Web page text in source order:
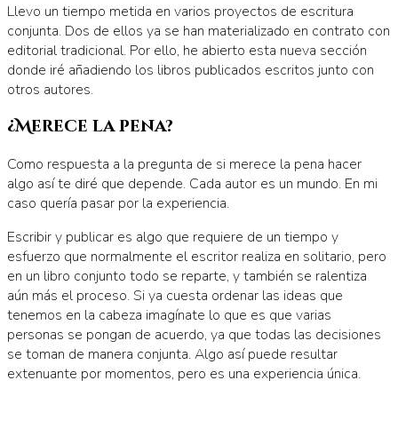
Llevo un tiempo metida en varios proyectos de escritura
conjunta. Dos de ellos ya se han materializado en contrato con
editorial tradicional. Por ello, he abierto esta nueva sección
donde iré añadiendo los libros publicados escritos junto con
otros autores.
¿Merece la pena?
Como respuesta a la pregunta de si merece la pena hacer
algo así te diré que depende. Cada autor es un mundo. En mi
caso quería pasar por la experiencia.
Escribir y publicar es algo que requiere de un tiempo y
esfuerzo que normalmente el escritor realiza en solitario, pero
en un libro conjunto todo se reparte, y también se ralentiza
aún más el proceso. Si ya cuesta ordenar las ideas que
tenemos en la cabeza imagínate lo que es que varias
personas se pongan de acuerdo, ya que todas las decisiones
se toman de manera conjunta. Algo así puede resultar
extenuante por momentos, pero es una experiencia única.